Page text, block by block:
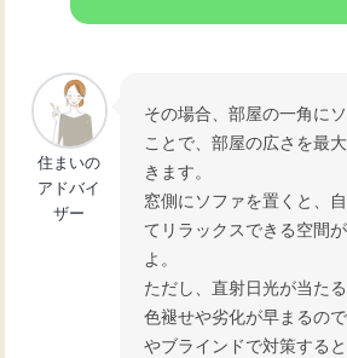
住まいの
アドバイ
ザー
その場合、部屋の一角に
ことで、部屋の広さを最
きます。
窓側にソファを置くと、
てリラックスできる空間
よ。
ただし、直射日光が当た
色褪せや劣化が早まるの
やブラインドで対策する